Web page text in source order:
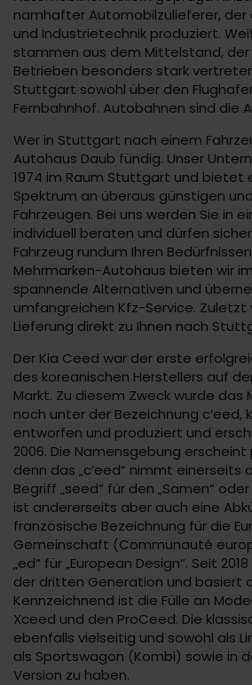
namhafter Automobilzulieferer, der
und Industrietechnik produziert.
stammen aus dem Mittelstand, der
Betrieben besonders stark
Stuttgart sowohl über den
Fernbahnhof. Autobahnen sind die
Wer in Stuttgart nach einem
Autohaus Daub fündig. Unser
1974 im Raum Stuttgart und bietet
Spektrum an überaus günstigen
Fahrzeugen. Bei uns werden Sie in
individuell beraten und dürfen
Fahrzeug rundum Ihren
Mehrmarken-Autohaus bieten wir
spannende Alternativen und
umfangreichen Kfz-Service.
Lieferung direkt zu Ihnen nach
Der Kia Ceed war der erste
des koreanischen Herstellers auf
Markt. Zu diesem Zweck wurde das
noch unter der Bezeichnung c‘eed,
entworfen und produziert und
2006. Die Namensgebung
denn das „c‘eed“ nimmt einerseits
Begriff „seed“ für den „Samen“
ist andererseits aber auch eine
französische Bezeichnung für die
Gemeinschaft (Communauté
„ed“ für „European Design“. Seit
der dritten Generation und basiert
Kennzeichnend ist die Fülle an
Xceed und den ProCeed. Die
ebenfalls vielseitig und sowohl als
als Sportswagon (Kombi) sowie in
Version zu haben.